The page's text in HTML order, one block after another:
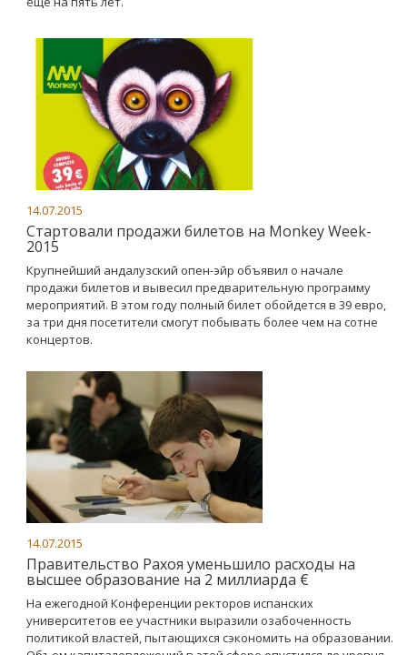
14.07.2015
Стартовали продажи билетов на Monkey Week-
2015
Крупнейший андалузский опен-эйр объявил о начале
продажи билетов и вывесил предварительную программу
мероприятий. В этом году полный билет обойдется в 39 евро,
за три дня посетители смогут побывать более чем на сотне
концертов.
14.07.2015
Правительство Рахоя уменьшило расходы на
высшее образование на 2 миллиарда €
На ежегодной Конференции ректоров испанских
университетов ее участники выразили озабоченность
политикой властей, пытающихся сэкономить на образовании.